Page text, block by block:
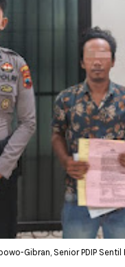
Gibran, Senior PDIP